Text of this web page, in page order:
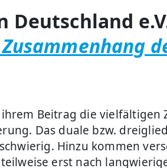
Deutschland
Beitrag die vielfältigen
Das duale bzw.
Hinzu kommen
erst nach